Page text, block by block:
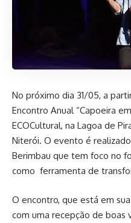
No próximo dia 31/05, a
Encontro Anual “Capoeira
ECOCultural, na Lagoa de
Niterói. O evento é
Berimbau que tem foco no
como ferramenta de
O encontro, que está em
com uma recepção de boas